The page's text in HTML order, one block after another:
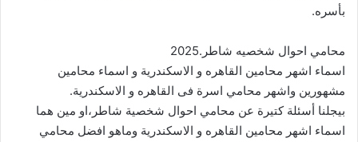
بأسره.
محامي احوال شخصيه شاطر.2025
اسماء اشهر محامين القاهره و الاسكندرية و اسماء محامين
مشهورين واشهر محامي اسرة فى القاهره و الاسكندرية.
بيجلنا أسئلة كتيرة عن محامي احوال شخصية شاطر،او مين هما
اسماء اشهر محامين القاهره و الاسكندرية وماهو افضل محامي